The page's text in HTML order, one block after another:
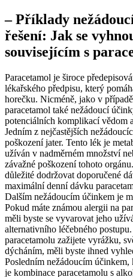
– Příklady
řešení: Jak se
souvisejícím s
Paracetamol je široce
lékařského předpisu, který
horečku. Nicméně, jako v
paracetamol také nežádoucí
potenciálních komplikací vědom
Jedním z nejčastějších
poškození jater. Tento lék je
užíván v nadměrném množství
závažné poškození tohoto
důležité dodržovat doporučené
maximální denní dávku
Dalším nežádoucím účinkem je
Pokud máte známou alergii na
měli byste se vyvarovat jeho
alternativního léčebného
paracetamolu zažijete vyrážku,
dýcháním, měli byste ihned
Posledním nežádoucím
je kombinace paracetamolu s